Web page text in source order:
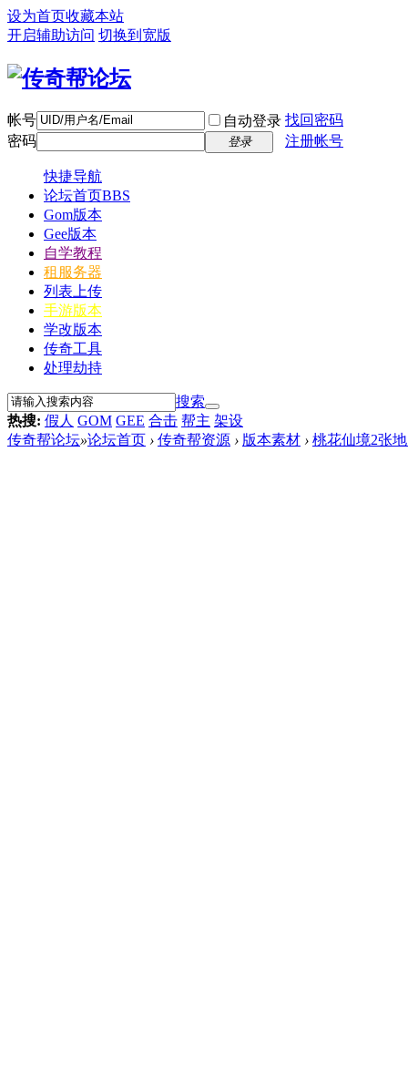
设为首页收藏本站
开启辅助访问 切换到宽版
帐号 自动登录 找回密码
密码
登录 注册帐号
快捷导航
论坛首页BBS
Gom版本
Gee版本
自学教程
租服务器
列表上传
手游版本
学改版本
传奇工具
处理劫持
搜索
热搜: 假人 GOM GEE 合击 帮主 架设
传奇帮论坛»论坛首页 › 传奇帮资源 › 版本素材 › 桃花仙境2张